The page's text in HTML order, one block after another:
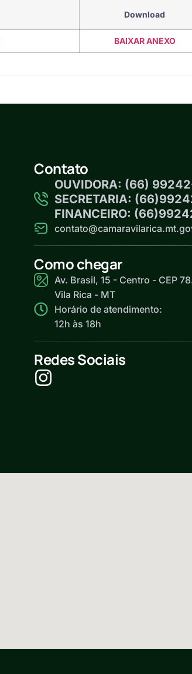
Download
BAIXAR ANEXO
Contato
OUVIDORA: (66)
SECRETARIA:
FINANCEIRO:
Como chegar
Av. Brasil, 15 - Centro - CEP
Vila Rica - MT
Horário de atendimento:
12h às 18h
Redes Sociais